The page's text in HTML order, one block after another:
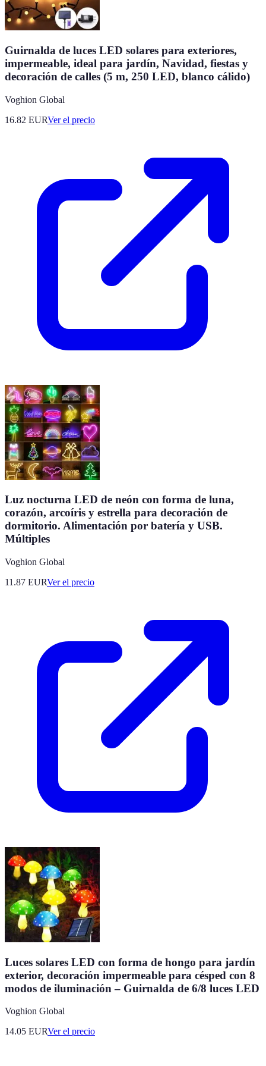
Guirnalda de luces LED solares para exteriores,
impermeable, ideal para jardín, Navidad, fiestas y
decoración de calles (5 m, 250 LED, blanco cálido)
Voghion Global
16.82 EURVer el precio
Luz nocturna LED de neón con forma de luna,
corazón, arcoíris y estrella para decoración de
dormitorio. Alimentación por batería y USB.
Múltiples
Voghion Global
11.87 EURVer el precio
Luces solares LED con forma de hongo para jardín
exterior, decoración impermeable para césped con 8
modos de iluminación – Guirnalda de 6/8 luces LED
Voghion Global
14.05 EURVer el precio